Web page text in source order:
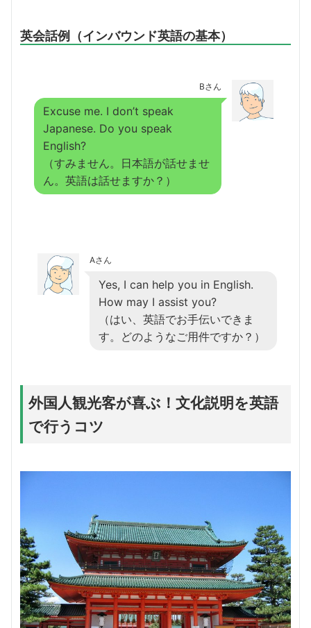
英会話例（インバウンド英語の基本）
Bさん
Excuse me. I don’t speak
Japanese. Do you speak
English?
（すみません。日本語が話せませ
ん。英語は話せますか？）
Aさん
Yes, I can help you in English.
How may I assist you?
（はい、英語でお手伝いできま
す。どのようなご用件ですか？）
外国人観光客が喜ぶ！文化説明を英語
で行うコツ